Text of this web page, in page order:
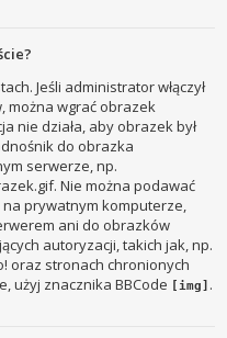
Jeśli administrator włączył
można wgrać obrazek
nie działa, aby obrazek był
do obrazka
serwerze, np.
Nie można podawać
prywatnym komputerze,
ani do obrazków
autoryzacji, takich jak, np.
oraz stronach chronionych
użyj znacznika BBCode [img] .